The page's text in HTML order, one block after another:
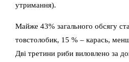
утримання).
Майже 43% загального обсягу
товстолобик, 15 % – карась,
Дві третини риби виловлено за